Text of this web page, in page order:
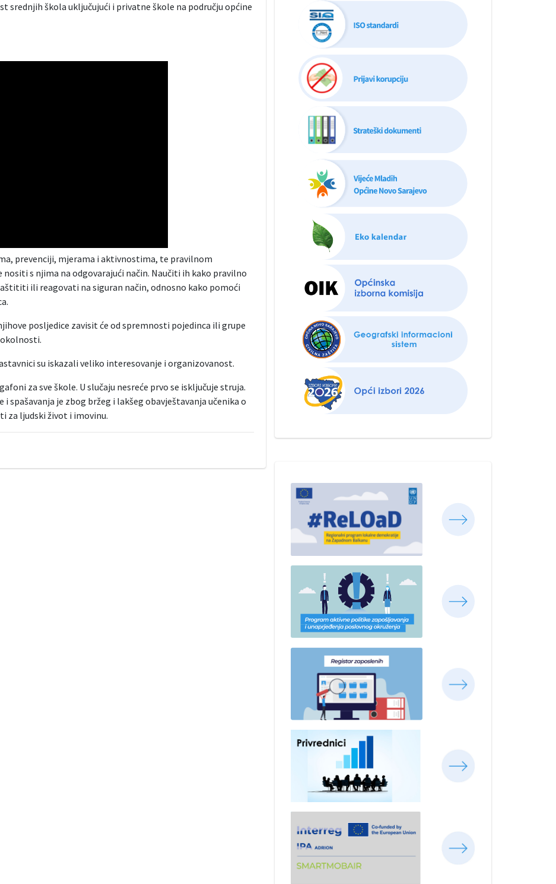
srednjih škola uključujući i privatne škole na području općine
prevenciji, mjerama i aktivnostima, te pravilnom
s njima na odgovarajući način. Naučiti ih kako pravilno
ili reagovati na siguran način, odnosno kako pomoći
posljedice zavisit će od spremnosti pojedinca ili grupe
su iskazali veliko interesovanje i organizovanost.
za sve škole. U slučaju nesreće prvo se isključuje struja.
spašavanja je zbog bržeg i lakšeg obavještavanja učenika o
za ljudski život i imovinu.